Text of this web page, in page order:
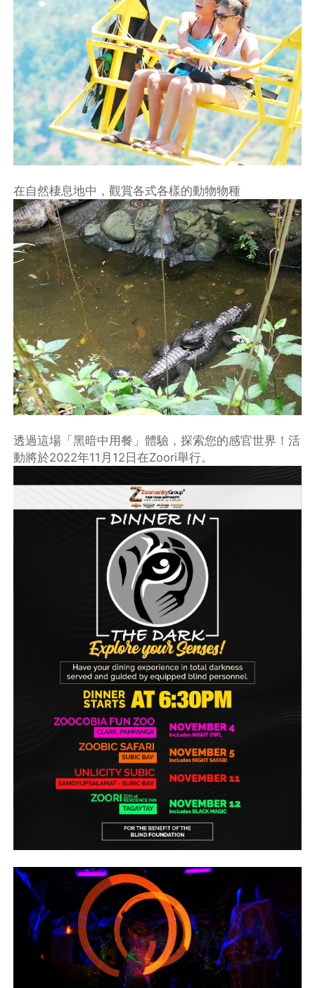
在自然棲息地中，觀賞各式各樣的動物物種
透過這場「黑暗中用餐」體驗，探索您的感官世界！活
動將於2022年11月12日在Zoori舉行。